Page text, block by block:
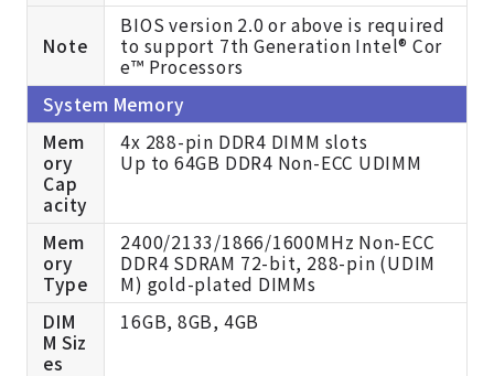
Note
BIOS version 2.0 or above is required
to support 7th Generation Intel® Cor
e™ Processors
System Memory
Mem
ory
Cap
acity
4x 288-pin DDR4 DIMM slots
Up to 64GB DDR4 Non-ECC UDIMM
Mem
ory
Type
2400/2133/1866/1600MHz Non-ECC
DDR4 SDRAM 72-bit, 288-pin (UDIM
M) gold-plated DIMMs
DIM
M Siz
es
16GB, 8GB, 4GB